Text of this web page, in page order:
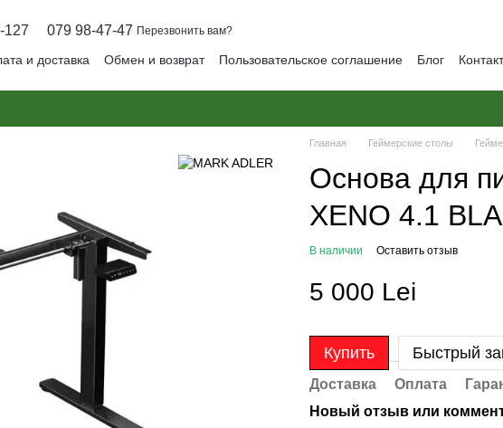
127 079 98-47-47 Перезвонить вам?
и доставка Обмен и возврат Пользовательское соглашение Блог
Главная Геймерские столы
Основа для
XENO 4.1
В наличии Оставить отзыв
5 000 Lei
Купить Быстрый
Доставка Оплата
Новый отзыв или